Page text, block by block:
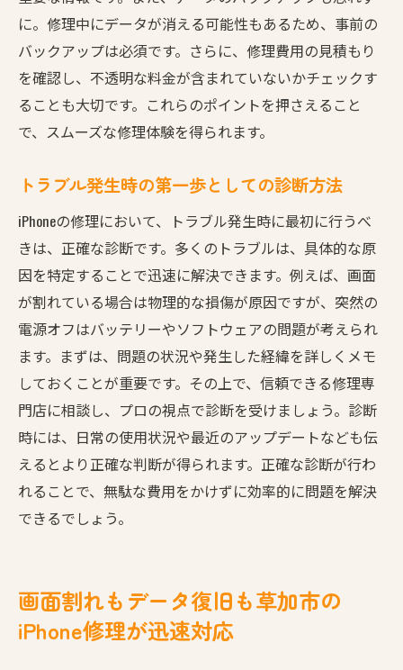
に。修理中にデータが消える可能性もあるため、事前の
バックアップは必須です。さらに、修理費用の見積もり
を確認し、不透明な料金が含まれていないかチェックす
ることも大切です。これらのポイントを押さえること
で、スムーズな修理体験を得られます。
トラブル発生時の第一歩としての診断方法
iPhoneの修理において、トラブル発生時に最初に行うべ
きは、正確な診断です。多くのトラブルは、具体的な原
因を特定することで迅速に解決できます。例えば、画面
が割れている場合は物理的な損傷が原因ですが、突然の
電源オフはバッテリーやソフトウェアの問題が考えられ
ます。まずは、問題の状況や発生した経緯を詳しくメモ
しておくことが重要です。その上で、信頼できる修理専
門店に相談し、プロの視点で診断を受けましょう。診断
時には、日常の使用状況や最近のアップデートなども伝
えるとより正確な判断が得られます。正確な診断が行わ
れることで、無駄な費用をかけずに効率的に問題を解決
できるでしょう。
画面割れもデータ復旧も草加市の
iPhone修理が迅速対応